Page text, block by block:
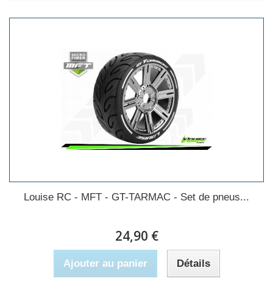
Louise RC - MFT - GT-TARMAC - Set de pneus...
24,90 €
Ajouter au panier Détails